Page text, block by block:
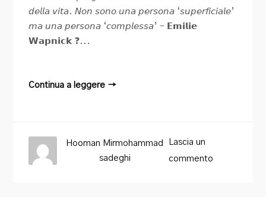
𝘥𝘦𝘭𝘭𝘢 𝘷𝘪𝘵𝘢. 𝘕𝘰𝘯 𝘴𝘰𝘯𝘰 𝘶𝘯𝘢 𝘱𝘦𝘳𝘴𝘰𝘯𝘢 ‘𝘴𝘶𝘱𝘦𝘳𝘧𝘪𝘤𝘪𝘢𝘭𝘦’
𝘮𝘢 𝘶𝘯𝘢 𝘱𝘦𝘳𝘴𝘰𝘯𝘢 ‘𝘤𝘰𝘮𝘱𝘭𝘦𝘴𝘴𝘢’ – 𝗘𝗺𝗶𝗹𝗶𝗲
𝗪𝗮𝗽𝗻𝗶𝗰𝗸 ❓...
Continua a leggere →
Lascia un
commento
Hooman Mirmohammad
sadeghi